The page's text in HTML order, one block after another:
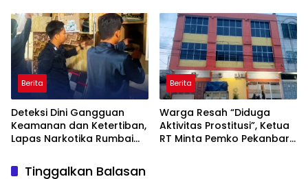
Nyata untuk Rakyat
Kepedulian Sosial
Berita
Deteksi Dini Gangguan
Keamanan dan Ketertiban,
Lapas Narkotika Rumbai
Hunian
Berita
Warga Resah “Diduga
Aktivitas Prostitusi”, Ketua
RT Minta Pemko Pekanbaru
Tinggalkan Balasan